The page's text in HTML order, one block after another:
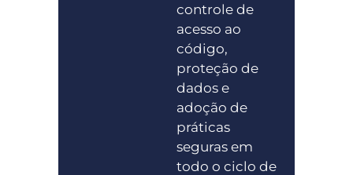
controle de
acesso ao
código,
proteção de
dados e
adoção de
práticas
seguras em
todo o ciclo de